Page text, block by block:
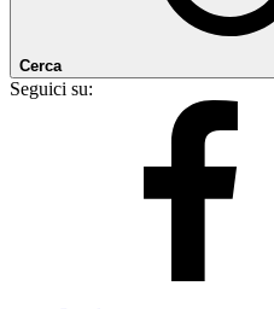
Cerca
Seguici su: